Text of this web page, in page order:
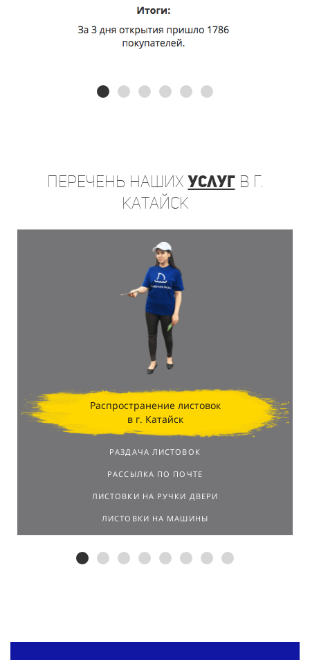
Перечень нашихуслугв г.
Катайск
Распространение листовок
в г. Катайск
РАЗДАЧА ЛИСТОВОК
РАССЫЛКА ПО ПОЧТЕ
ЛИСТОВКИ НА РУЧКИ ДВЕРИ
ЛИСТОВКИ НА МАШИНЫ